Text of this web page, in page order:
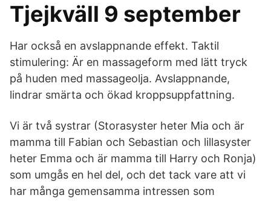
Tjejkväll 9 september
Har också en avslappnande effekt. Taktil
stimulering: Är en massageform med lätt tryck
på huden med massageolja. Avslappnande,
lindrar smärta och ökad kroppsuppfattning.
Vi är två systrar (Storasyster heter Mia och är
mamma till Fabian och Sebastian och lillasyster
heter Emma och är mamma till Harry och Ronja)
som umgås en hel del, och det tack vare att vi
har många gemensamma intressen som